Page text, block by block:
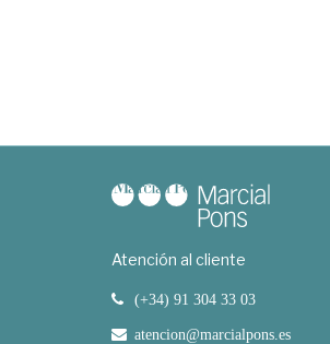
Atención al cliente
(+34) 91 304 33 03
atencion@marcialpons.es